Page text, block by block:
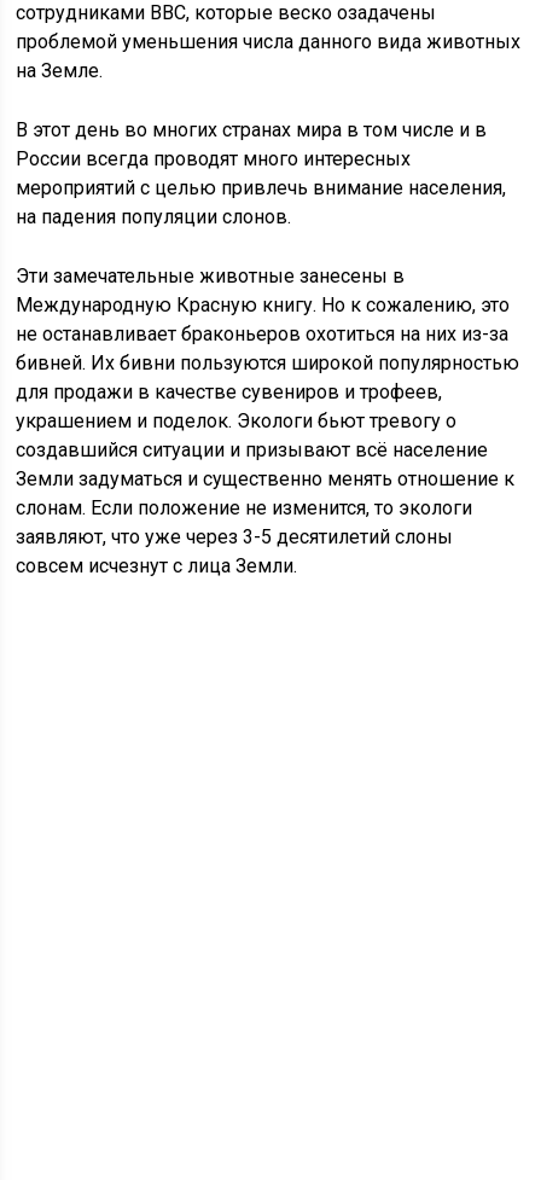
сотрудниками ВВС, которые веско озадачены
проблемой уменьшения числа данного вида животных
на Земле.
В этот день во многих странах мира в том числе и в
России всегда проводят много интересных
мероприятий с целью привлечь внимание населения,
на падения популяции слонов.
Эти замечательные животные занесены в
Международную Красную книгу. Но к сожалению, это
не останавливает браконьеров охотиться на них из-за
бивней. Их бивни пользуются широкой популярностью
для продажи в качестве сувениров и трофеев,
украшением и поделок. Экологи бьют тревогу о
создавшийся ситуации и призывают всё население
Земли задуматься и существенно менять отношение к
слонам. Если положение не изменится, то экологи
заявляют, что уже через 3-5 десятилетий слоны
совсем исчезнут с лица Земли.